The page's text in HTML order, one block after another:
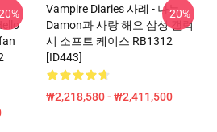
Vampire Diaries 사례 - 나는
Damon과 사랑 해요 삼성 갤럭
시 소프트 케이스 RB1312
[ID443]
₩2,218,580 - ₩2,411,500
-20%